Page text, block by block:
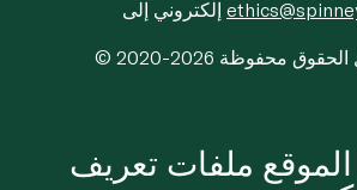
كل الحقوق محفوظة
ملفات تعريف